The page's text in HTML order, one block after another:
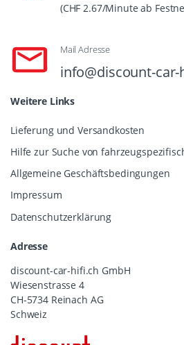
(CHF 2.67/Minute ab
Mail Adresse
info@discount-car-
Weitere Links
Lieferung und Versandkosten
Hilfe zur Suche von
Allgemeine Geschäftsbedingungen
Impressum
Datenschutzerklärung
Adresse
discount-car-hifi.ch GmbH
Wiesenstrasse 4
CH-5734 Reinach AG
Schweiz